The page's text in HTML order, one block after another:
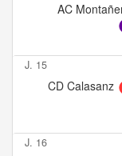
AC
J. 15
CD Calasanz
J. 16